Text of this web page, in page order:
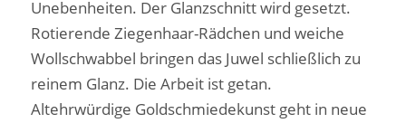
Unebenheiten. Der Glanzschnitt wird gesetzt.
Rotierende Ziegenhaar-Rädchen und weiche
Wollschwabbel bringen das Juwel schließlich zu
reinem Glanz. Die Arbeit ist getan.
Altehrwürdige Goldschmiedekunst geht in neue